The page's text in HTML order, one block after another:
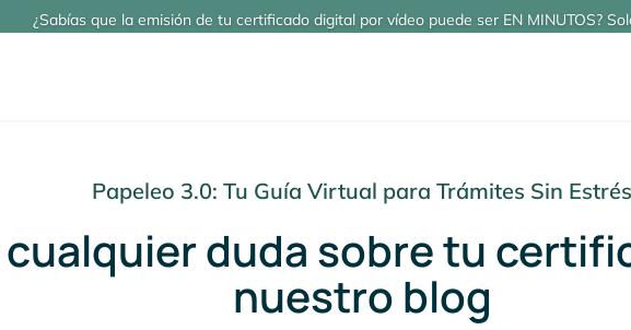
¿Sabías que la emisión de tu certificado digital por vídeo puede ser EN MINUTOS?
Papeleo 3.0: Tu Guía Virtual para Trámites Sin Estrés
cualquier duda sobre tu
nuestro blog